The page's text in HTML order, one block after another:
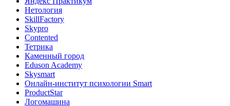
Нетология
SkillFactory
Skypro
Contented
Тетрика
Каменный город
Eduson Academy
Skysmart
Онлайн-институт психологии Smart
ProductStar
Логомашина